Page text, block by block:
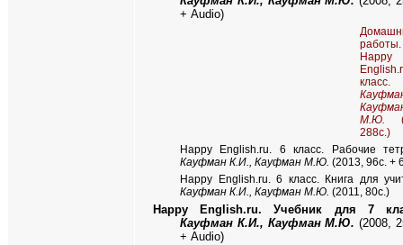
+ Audio)
работы.
Happy
класс.
М.Ю.
288с.)
Happy English.ru. 6 класс. Рабочие
Кауфман К.И., Кауфман М.Ю. (2013, 96c. +
Happy English.ru. 6 класс. Книга для
Кауфман К.И., Кауфман М.Ю. (2011, 80c.)
Happy English.ru. Учебник для 7
Кауфман К.И., Кауфман М.Ю. (2008,
+ Audio)